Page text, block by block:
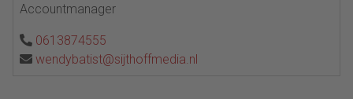
Accountmanager
0613874555
wendybatist@sijthoffmedia.nl